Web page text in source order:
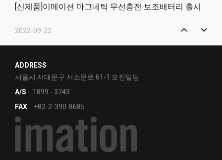
[신제품]이메이션 마그네틱 무선충전 보조배터리 출시
2022-09-22
2022-01-12
[신제품]고효율의 PCIe NVMe - Q831
ADDRESS
서울시 서대문구 서소문로 61-1 오진빌딩
A/S
1899 - 3743
FAX
+82-2-390-8685